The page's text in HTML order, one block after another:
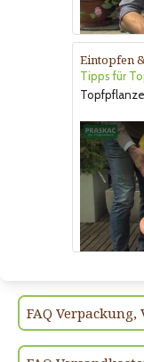
Eintopfen
Tipps für
FAQ